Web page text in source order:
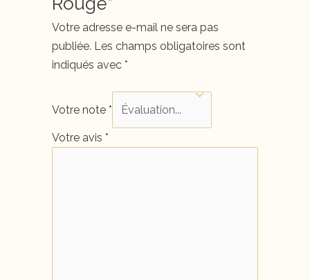
Votre adresse e-mail ne sera pas
publiée. Les champs obligatoires sont
indiqués avec *
Votre note *
Votre avis *